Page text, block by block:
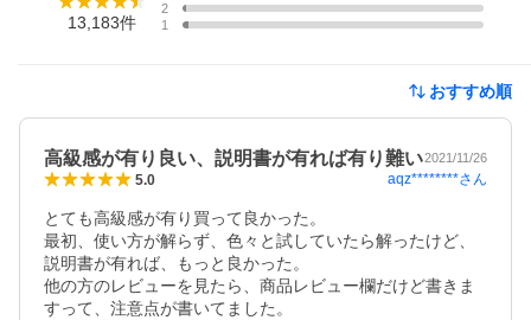
13,183件
2
1
おすすめ順
高級感が有り良い、説明書が有れば有り難い2021/11/26
5.0 aqz********さん
とても高級感が有り買って良かった。
最初、使い方が解らず、色々と試していたら解ったけど、
説明書が有れば、もっと良かった。
他の方のレビューを見たら、商品レビュー欄だけど書きま
すって、注意点が書いてました。